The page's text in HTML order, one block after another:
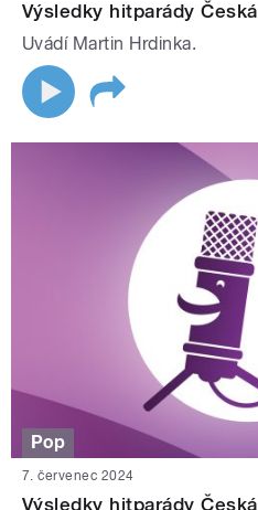
Výsledky hitparády
Uvádí Martin Hrdinka.
Pop
7. červenec 2024
Výsledky hitparády